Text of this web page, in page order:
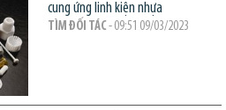
cung ứng linh kiện nhựa
TÌM ĐỐI TÁC - 09:51 09/03/2023